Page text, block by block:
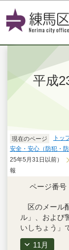
平成
現在のページ トッ
安全・安心（防犯・防
25年5月31日以前）
報
ページ番号
区のメール
ル」、および
いしちょう」
11月